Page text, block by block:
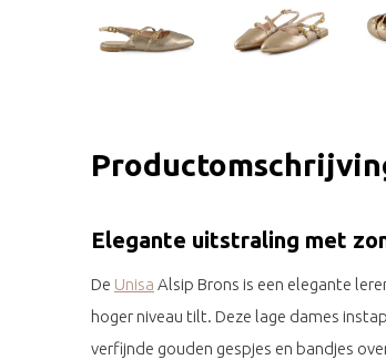
Elegante uitstraling met
De Unisa Alsip Brons is een elegante
hoger niveau tilt. Deze lage dames
verfijnde gouden gespjes en bandjes